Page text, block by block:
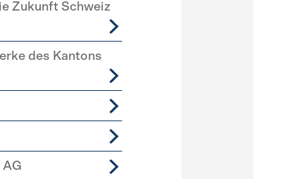
Zukunft Schweiz
des Kantons
AG